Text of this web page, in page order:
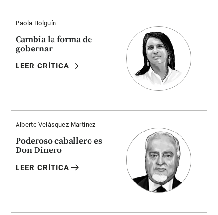
Paola Holguín
Cambia la forma de
gobernar
LEER CRÍTICA arrow_right_alt
Alberto Velásquez Martínez
Poderoso caballero es
Don Dinero
LEER CRÍTICA arrow_right_alt